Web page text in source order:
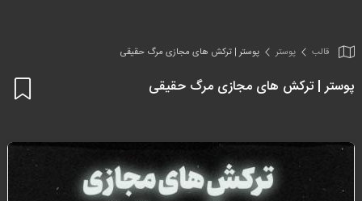
قالب پوستر پوستر | ترکش های مجازی مرگ حقیقی
پوستر | ترکش های مجازی مرگ حقیقی